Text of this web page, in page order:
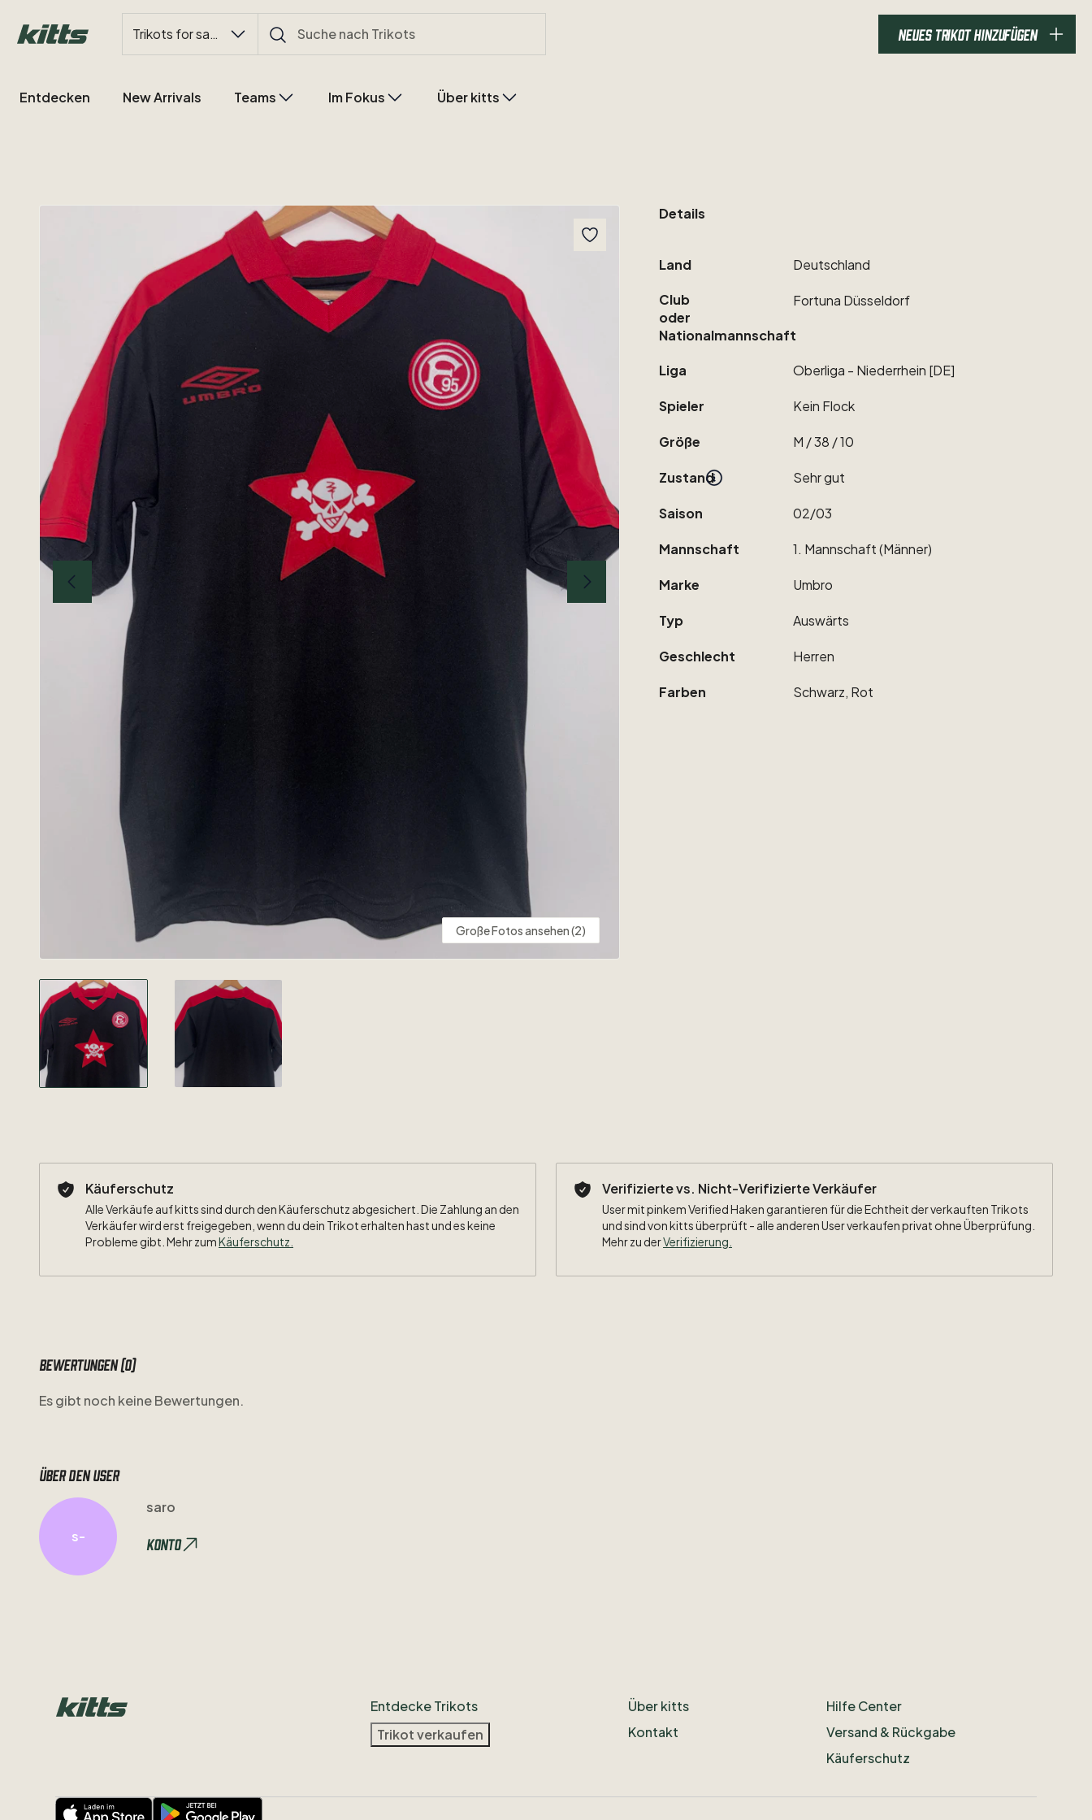
Trikots for sale NEUES TRIKOT HINZUFÜGEN
Entdecken New Arrivals Teams Im Fokus Über kitts
Große Fotos ansehen (2)
Details
Land Deutschland
Club
oder
Nationalmannschaft
Fortuna Düsseldorf
Liga Oberliga - Niederrhein [DE]
Spieler Kein Flock
Größe M ​/​38 ​/​10
Zustand Sehrgut
Saison 02​/​03
Mannschaft 1. Mannschaft(Männer)
Marke Umbro
Typ Auswärts
Geschlecht Herren
Farben Schwarz, Rot
Käuferschutz
Alle Verkäufe auf kitts sind durch den Käuferschutz abgesichert. Die Zahlung an den
Verkäufer wird erst freigegeben, wenn du dein Trikot erhalten hast und es keine
Probleme gibt. Mehr zumKäuferschutz
Verifizierte vs. Nicht-Verifizierte Verkäufer
User mit pinkem Verified Haken garantieren für die Echtheit der verkauften Trikots
und sind von kitts überprüft - alle anderen User verkaufen privat ohne Überprüfung.
Mehr zu derVerifizierung.
Bewertungen (0)
Es gibt noch keine Bewertungen.
Über den user
s-
saro
Konto
Entdecke Trikots
Trikot verkaufen
Über kitts
Kontakt
Hilfe Center
Versand & Rückgabe
Käuferschutz